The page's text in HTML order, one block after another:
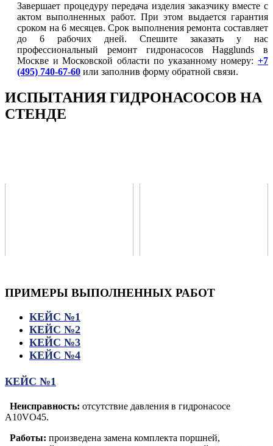
Завершает процедуру передача изделия заказчику вместе с
актом выполненных работ. При этом выдается гарантия
сроком на 6 месяцев. Срок выполнения ремонта составляет
до 6 рабочих дней. Спешите заказать у нас
профессиональный ремонт гидронасосов Hagglunds в
Москве и Московской области по указанному номеру: +7
(495) 740-67-60 или заполнив форму обратной связи.
ИСПЫТАНИЯ ГИДРОНАСОСОВ НА
СТЕНДЕ
ПРИМЕРЫ ВЫПОЛНЕННЫХ РАБОТ
КЕЙС №1
КЕЙС №2
КЕЙС №3
КЕЙС №4
КЕЙС №1
Неисправность: отсутствие давления в гидронасосе
A10VO45.
Работы: произведена замена комплекта поршней,